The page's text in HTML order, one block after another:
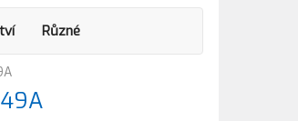
Různé